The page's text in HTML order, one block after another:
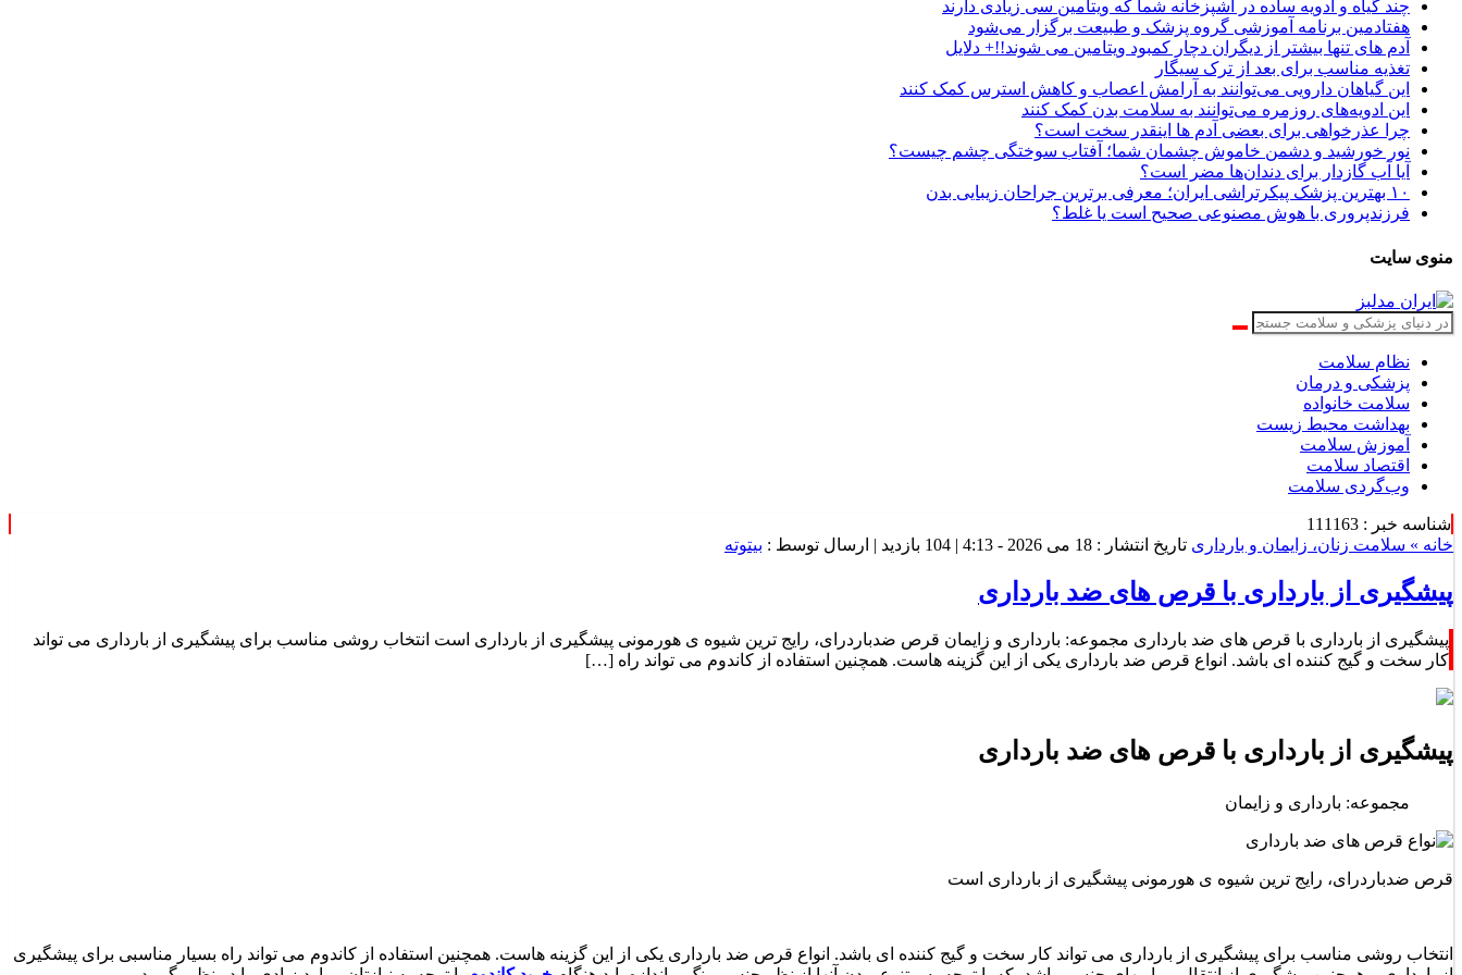
چند گیاه و ادویه ساده در آشپزخانه شما که ویتامین سی زیادی دارند
هفتادمین برنامه آموزشی گروه پزشک و طبیعت برگزار می‌شود
آدم های تنها بیشتر از دیگران دچار کمبود ویتامین می شوند!!+ دلایل
تغذیه مناسب برای بعد از ترک سیگار
این گیاهان دارویی می‌توانند به آرامش اعصاب و کاهش استرس کمک کنند
این ادویه‌های روزمره می‌توانند به سلامت بدن کمک کنند
چرا عذرخواهی برای بعضی آدم ها اینقدر سخت است؟
نور خورشید و دشمن خاموش چشمان شما؛ آفتاب سوختگی چشم چیست؟
آیا آب گازدار برای دندان‌ها مضر است؟
۱۰ بهترین پزشک پیکرتراشی ایران؛ معرفی برترین جراحان زیبایی بدن
فرزندپروری با هوش مصنوعی صحیح است یا غلط؟
منوی سایت
نظام سلامت
پزشکی و درمان
سلامت خانواده
بهداشت محیط زیست
آموزش سلامت
اقتصاد سلامت
وب‌گردی سلامت
شناسه خبر : 111163
خانه » سلامت زنان، زایمان و بارداری تاریخ انتشار : 18 می 2026 - 4:13 | 104 بازدید | ارسال توسط : بیتوته
پیشگیری از بارداری با قرص های ضد بارداری
پیشگیری از بارداری با قرص های ضد بارداری مجموعه: بارداری و زایمان قرص ضدباردرای، رایج ترین شیوه ی هورمونی پیشگیری از بارداری است انتخاب روشی مناسب برای پیشگیری از بارداری می تواند
کار سخت و گیج کننده ای باشد. انواع قرص ضد بارداری یکی از این گزینه هاست. همچنین استفاده از کاندوم می تواند راه […]
پیشگیری از بارداری با قرص های ضد بارداری
مجموعه: بارداری و زایمان
قرص ضدباردرای، رایج ترین شیوه ی هورمونی پیشگیری از بارداری است
انتخاب روشی مناسب برای پیشگیری از بارداری می تواند کار سخت و گیج کننده ای باشد. انواع قرص ضد بارداری یکی از این گزینه هاست. همچنین استفاده از کاندوم می تواند راه بسیار مناسبی برای پیشگیری